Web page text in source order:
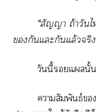
“​​ถ้
​​​​ล้
​ี้​​​ั้
​ธ์​